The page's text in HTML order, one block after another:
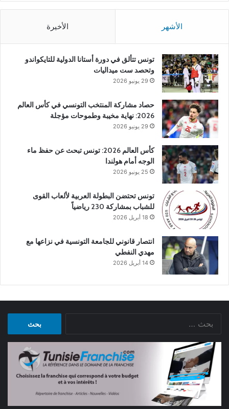
الأشهر الأخيرة
تونس تتألق في دورة أستانا الدولية للتايكواندو
وتحصد ست ميداليات
29 يونيو 2026
حصاد مشاركة المنتخب التونسي في كأس العالم
2026: نهاية مخيبة وطموحات مؤجلة
29 يونيو 2026
كأس العالم 2026: تونس تبحث عن حفظ ماء
الوجه أمام هولندا
25 يونيو 2026
تونس تحتضن البطولة العربية لألعاب القوى
للشباب بمشاركة 230 رياضياً
18 أبريل 2026
انتصار قانوني للجامعة التونسية في نزاعها مع
مهدي النفطي
14 أبريل 2026